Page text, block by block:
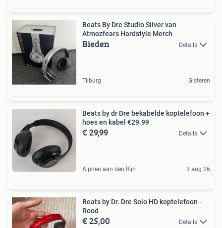
Beats By Dre Studio Silver van
Atmozfears Hardstyle Merch
Bieden Details
Tilburg Gisteren
Beats by dr Dre bekabelde koptelefoon +
hoes en kabel €29.99
€ 29,99 Details
Alphen aan den Rijn 3 aug 26
Beats by Dr. Dre Solo HD koptelefoon -
Rood
€ 25,00 Details